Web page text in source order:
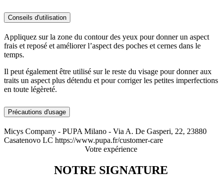
Conseils d'utilisation
Appliquez sur la zone du contour des yeux pour donner un aspect
frais et reposé et améliorer l’aspect des poches et cernes dans le
temps.
Il peut également être utilisé sur le reste du visage pour donner aux
traits un aspect plus détendu et pour corriger les petites imperfections
en toute légèreté.
Précautions d'usage
Micys Company - PUPA Milano - Via A. De Gasperi, 22, 23880
Casatenovo LC https://www.pupa.fr/customer-care
Votre expérience
NOTRE SIGNATURE